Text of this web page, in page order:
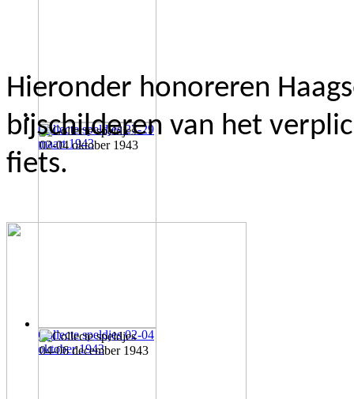
Collecte speldjes 27-29
maart 1943
Collecte speldjes 02-04
oktober 1943
Hieronder honoreren
bijschilderen van het
fiets.